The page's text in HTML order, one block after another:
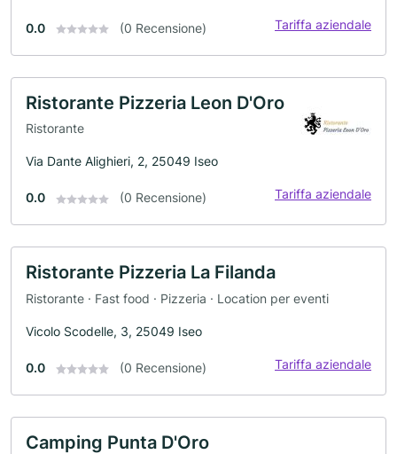
0.0 (0 Recensione) Tariffa aziendale
Ristorante Pizzeria Leon D'Oro
Ristorante
Via Dante Alighieri, 2, 25049 Iseo
0.0 (0 Recensione) Tariffa aziendale
Ristorante Pizzeria La Filanda
Ristorante · Fast food · Pizzeria · Location per eventi
Vicolo Scodelle, 3, 25049 Iseo
0.0 (0 Recensione) Tariffa aziendale
Camping Punta D'Oro